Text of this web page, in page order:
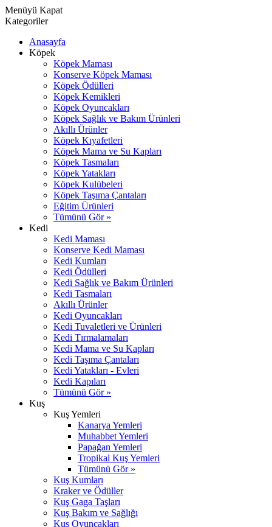
Menüyü Kapat
Kategoriler
Anasayfa
Köpek
Köpek Maması
Konserve Köpek Maması
Köpek Ödülleri
Köpek Kemikleri
Köpek Oyuncakları
Köpek Sağlık ve Bakım Ürünleri
Akıllı Ürünler
Köpek Kıyafetleri
Köpek Mama ve Su Kapları
Köpek Tasmaları
Köpek Yatakları
Köpek Kulübeleri
Köpek Taşıma Çantaları
Eğitim Ürünleri
Tümünü Gör »
Kedi
Kedi Maması
Konserve Kedi Maması
Kedi Kumları
Kedi Ödülleri
Kedi Sağlık ve Bakım Ürünleri
Kedi Tasmaları
Akıllı Ürünler
Kedi Oyuncakları
Kedi Tuvaletleri ve Ürünleri
Kedi Tırmalamaları
Kedi Mama ve Su Kapları
Kedi Taşıma Çantaları
Kedi Yatakları - Evleri
Kedi Kapıları
Tümünü Gör »
Kuş
Kuş Yemleri
Kanarya Yemleri
Muhabbet Yemleri
Papağan Yemleri
Tropikal Kuş Yemleri
Tümünü Gör »
Kuş Kumları
Kraker ve Ödüller
Kuş Gaga Taşları
Kuş Bakım ve Sağlığı
Kuş Oyuncakları